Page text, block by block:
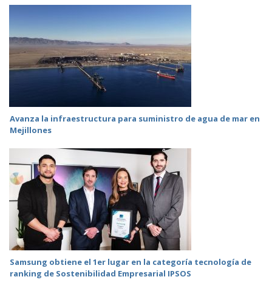
Avanza la infraestructura para suministro de agua de mar en
Mejillones
Samsung obtiene el 1er lugar en la categoría tecnología de
ranking de Sostenibilidad Empresarial IPSOS